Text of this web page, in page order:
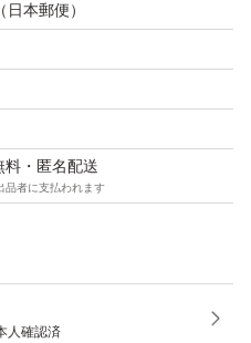
本郵便）
料・匿名配送
品者に支払われます
人確認済